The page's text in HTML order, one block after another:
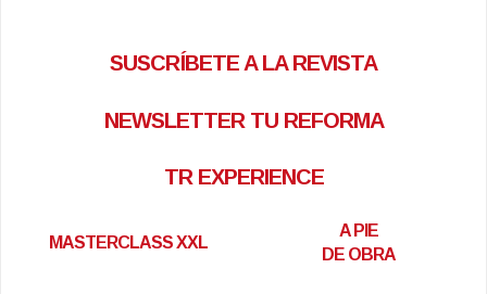
SUSCRÍBETE A LA REVISTA
NEWSLETTER TU REFORMA
TR EXPERIENCE
MASTERCLASS XXL
A PIE
DE OBRA